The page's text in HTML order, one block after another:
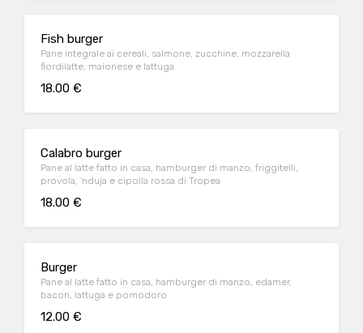
Fish burger
Pane integrale ai cereali, salmone, zucchine, mozzarella
fiordilatte, maionese e lattuga
18.00 €
Calabro burger
Pane al latte fatto in casa, hamburger di manzo, friggitelli,
provola, 'nduja e cipolla rossa di Tropea
18.00 €
Burger
Pane al latte fatto in casa, hamburger di manzo, edamer,
bacon, lattuga e pomodoro
12.00 €